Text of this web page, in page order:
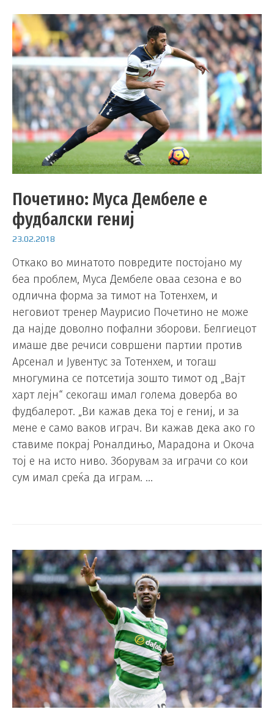
Почетино: Муса Дембеле е
фудбалски гениј
23.02.2018
Откако во минатото повредите постојано му
беа проблем, Муса Дембеле оваа сезона е во
одлична форма за тимот на Тотенхем, и
неговиот тренер Маурисио Почетино не може
да најде доволно пофални зборови. Белгиецот
имаше две речиси совршени партии против
Арсенал и Јувентус за Тотенхем, и тогаш
многумина се потсетија зошто тимот од „Вајт
харт лејн“ секогаш имал голема доверба во
фудбалерот. „Ви кажав дека тој е гениј, и за
мене е само ваков играч. Ви кажав дека ако го
ставиме покрај Роналдињо, Марадона и Окоча
тој е на исто ниво. Зборувам за играчи со кои
сум имал среќа да играм. …